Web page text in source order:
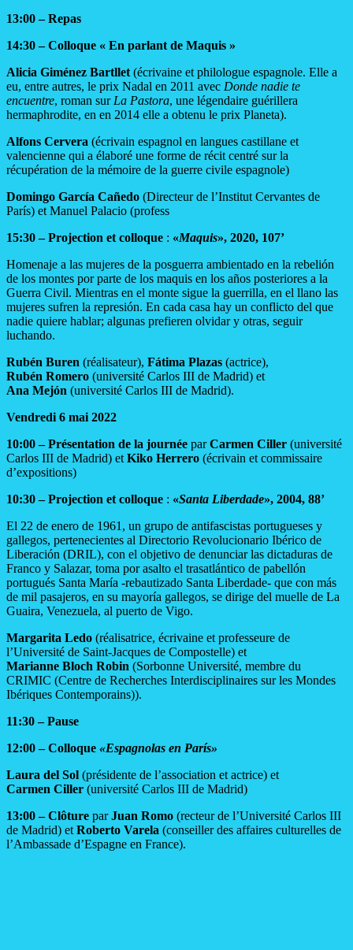
13:00 – Repas
14:30 – Colloque « En parlant de Maquis »
Alicia Giménez Bartllet (écrivaine et philologue espagnole. Elle a
eu, entre autres, le prix Nadal en 2011 avec Donde nadie te
encuentre, roman sur La Pastora, une légendaire guérillera
hermaphrodite, en en 2014 elle a obtenu le prix Planeta).
Alfons Cervera (écrivain espagnol en langues castillane et
valencienne qui a élaboré une forme de récit centré sur la
récupération de la mémoire de la guerre civile espagnole)
Domingo García Cañedo (Directeur de l’Institut Cervantes de
París) et Manuel Palacio (profess
15:30 – Projection et colloque : «Maquis», 2020, 107’
Homenaje a las mujeres de la posguerra ambientado en la rebelión
de los montes por parte de los maquis en los años posteriores a la
Guerra Civil. Mientras en el monte sigue la guerrilla, en el llano las
mujeres sufren la represión. En cada casa hay un conflicto del que
nadie quiere hablar; algunas prefieren olvidar y otras, seguir
luchando.
Rubén Buren (réalisateur), Fátima Plazas (actrice),
Rubén Romero (université Carlos III de Madrid) et
Ana Mejón (université Carlos III de Madrid).
Vendredi 6 mai 2022
10:00 – Présentation de la journée parCarmen Ciller (université
Carlos III de Madrid) et Kiko Herrero (écrivain et commissaire
d’expositions)
10:30 – Projection et colloque : «Santa Liberdade», 2004, 88’
El 22 de enero de 1961, un grupo de antifascistas portugueses y
gallegos, pertenecientes al Directorio Revolucionario Ibérico de
Liberación (DRIL), con el objetivo de denunciar las dictaduras de
Franco y Salazar, toma por asalto el trasatlántico de pabellón
portugués Santa María -rebautizado Santa Liberdade- que con más
de mil pasajeros, en su mayoría gallegos, se dirige del muelle de La
Guaira, Venezuela, al puerto de Vigo.
Margarita Ledo (réalisatrice, écrivaine et professeure de
l’Université de Saint-Jacques de Compostelle) et
Marianne Bloch Robin (Sorbonne Université, membre du
CRIMIC (Centre de Recherches Interdisciplinaires sur les Mondes
Ibériques Contemporains)).
11:30 – Pause
12:00 – Colloque «Espagnolas en París»
Laura del Sol (présidente de l’association et actrice) et
Carmen Ciller (université Carlos III de Madrid)
13:00 – Clôture parJuan Romo (recteur de l’Université Carlos III
de Madrid) et Roberto Varela (conseiller des affaires culturelles de
l’Ambassade d’Espagne en France).